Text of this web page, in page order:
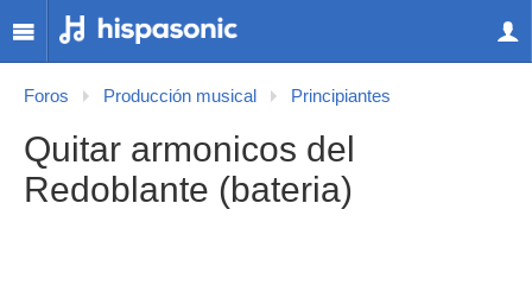
Foros Producción musical Principiantes
Quitar armonicos del
Redoblante (bateria)